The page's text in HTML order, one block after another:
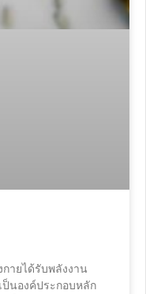
ายได้รับพลังงาน
นองค์ประกอบหลัก